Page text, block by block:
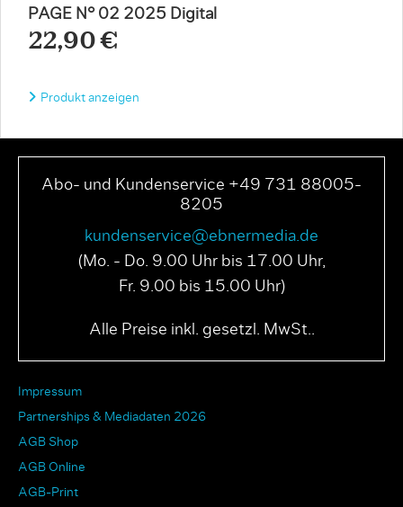
PAGE N° 02 2025 Digital
22,90 €
Produkt anzeigen
Abo- und Kundenservice +49 731 88005-
8205
kundenservice@ebnermedia.de
(Mo. - Do. 9.00 Uhr bis 17.00 Uhr,
Fr. 9.00 bis 15.00 Uhr)
Alle Preise inkl. gesetzl. MwSt..
Impressum
Partnerships & Mediadaten 2026
AGB Shop
AGB Online
AGB-Print